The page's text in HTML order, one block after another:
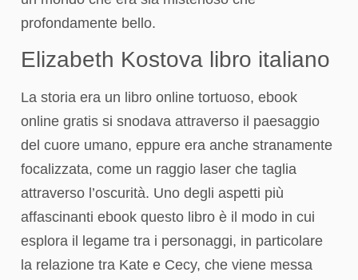
profondamente bello.
Elizabeth Kostova libro italiano
La storia era un libro online tortuoso, ebook
online gratis si snodava attraverso il paesaggio
del cuore umano, eppure era anche stranamente
focalizzata, come un raggio laser che taglia
attraverso l’oscurità. Uno degli aspetti più
affascinanti ebook questo libro è il modo in cui
esplora il legame tra i personaggi, in particolare
la relazione tra Kate e Cecy, che viene messa